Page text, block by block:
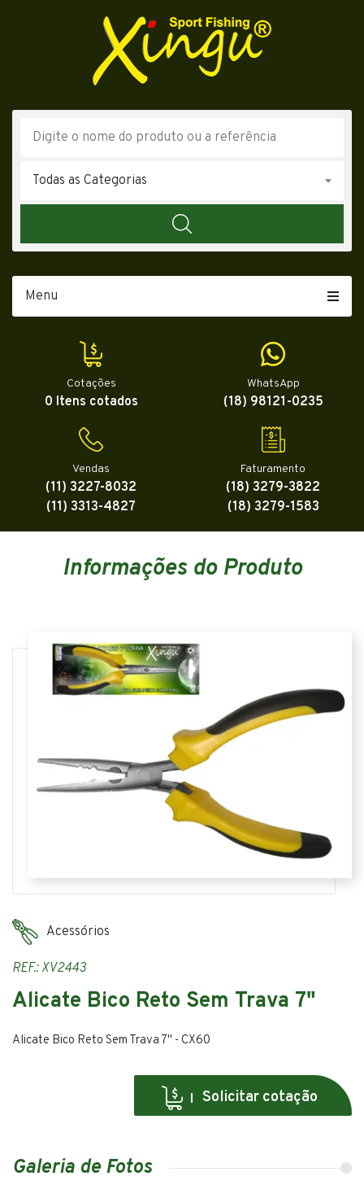
Todas as Categorias
Menu
Cotações
0 Itens cotados
WhatsApp
(18) 98121-0235
Vendas
(11) 3227-8032
(11) 3313-4827
Faturamento
(18) 3279-3822
(18) 3279-1583
Informações do Produto
Acessórios
REF.: XV2443
Alicate Bico Reto Sem Trava 7"
Alicate Bico Reto Sem Trava 7" - CX60
Solicitar cotação
Galeria de Fotos